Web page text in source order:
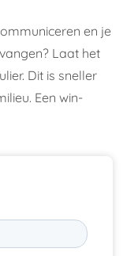
en je
Laat het
Dit is sneller
Een win-